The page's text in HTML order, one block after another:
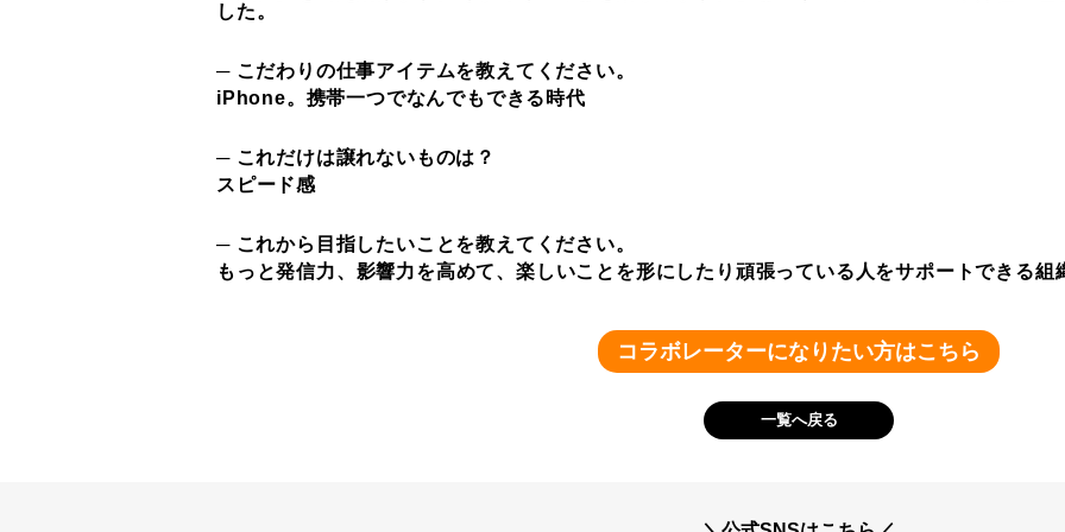
した。
─ こだわりの仕事アイテムを教えてください。
iPhone。携帯一つでなんでもできる時代
─ これだけは譲れないものは？
スピード感
─ これから目指したいことを教えてください。
もっと発信力、影響力を高めて、楽しいことを形にしたり頑張っている人をサポートできる組
コラボレーターになりたい方はこちら
一覧へ戻る